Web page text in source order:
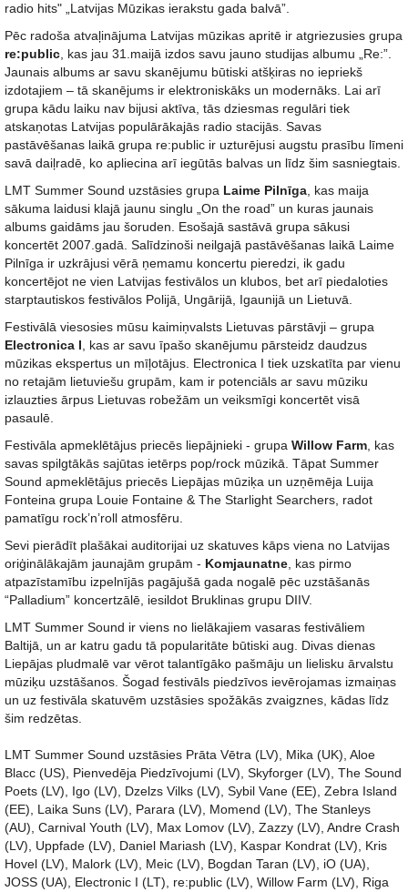
radio hits" „Latvijas Mūzikas ierakstu gada balvā”.
Pēc radoša atvaļinājuma Latvijas mūzikas apritē ir atgriezusies grupa
re:public , kas jau 31.maijā izdos savu jauno studijas albumu „Re:”.
Jaunais albums ar savu skanējumu būtiski atšķiras no iepriekš
izdotajiem – tā skanējums ir elektroniskāks un modernāks. Lai arī
grupa kādu laiku nav bijusi aktīva, tās dziesmas regulāri tiek
atskaņotas Latvijas populārākajās radio stacijās. Savas
pastāvēšanas laikā grupa re:public ir uzturējusi augstu prasību līmeni
savā daiļradē, ko apliecina arī iegūtās balvas un līdz šim sasniegtais.
LMT Summer Sound uzstāsies grupa Laime Pilnīga , kas maija
sākuma laidusi klajā jaunu singlu „On the road” un kuras jaunais
albums gaidāms jau šoruden. Esošajā sastāvā grupa sākusi
koncertēt 2007.gadā. Salīdzinoši neilgajā pastāvēšanas laikā Laime
Pilnīga ir uzkrājusi vērā ņemamu koncertu pieredzi, ik gadu
koncertējot ne vien Latvijas festivālos un klubos, bet arī piedaloties
starptautiskos festivālos Polijā, Ungārijā, Igaunijā un Lietuvā.
Festivālā viesosies mūsu kaimiņvalsts Lietuvas pārstāvji – grupa
Electronica I , kas ar savu īpašo skanējumu pārsteidz daudzus
mūzikas ekspertus un mīļotājus. Electronica I tiek uzskatīta par vienu
no retajām lietuviešu grupām, kam ir potenciāls ar savu mūziku
izlauzties ārpus Lietuvas robežām un veiksmīgi koncertēt visā
pasaulē.
Festivāla apmeklētājus priecēs liepājnieki - grupa Willow Farm , kas
savas spilgtākās sajūtas ietērps pop/rock mūzikā. Tāpat Summer
Sound apmeklētājus priecēs Liepājas mūziķa un uzņēmēja Luija
Fonteina grupa Louie Fontaine & The Starlight Searchers, radot
pamatīgu rock’n’roll atmosfēru.
Sevi pierādīt plašākai auditorijai uz skatuves kāps viena no Latvijas
oriģinālākajām jaunajām grupām - Komjaunatne , kas pirmo
atpazīstamību izpelnījās pagājušā gada nogalē pēc uzstāšanās
“Palladium” koncertzālē, iesildot Bruklinas grupu DIIV.
LMT Summer Sound ir viens no lielākajiem vasaras festivāliem
Baltijā, un ar katru gadu tā popularitāte būtiski aug. Divas dienas
Liepājas pludmalē var vērot talantīgāko pašmāju un lielisku ārvalstu
mūziķu uzstāšanos. Šogad festivāls piedzīvos ievērojamas izmaiņas
un uz festivāla skatuvēm uzstāsies spožākās zvaigznes, kādas līdz
šim redzētas.
LMT Summer Sound uzstāsies Prāta Vētra (LV), Mika (UK), Aloe
Blacc (US), Pienvedēja Piedzīvojumi (LV), Skyforger (LV), The Sound
Poets (LV), Igo (LV), Dzelzs Vilks (LV), Sybil Vane (EE), Zebra Island
(EE), Laika Suns (LV), Parara (LV), Momend (LV), The Stanleys
(AU), Carnival Youth (LV), Max Lomov (LV), Zazzy (LV), Andre Crash
(LV), Uppfade (LV), Daniel Mariash (LV), Kaspar Kondrat (LV), Kris
Hovel (LV), Malork (LV), Meic (LV), Bogdan Taran (LV), iO (UA),
JOSS (UA), Electronic I (LT), re:public (LV), Willow Farm (LV), Riga